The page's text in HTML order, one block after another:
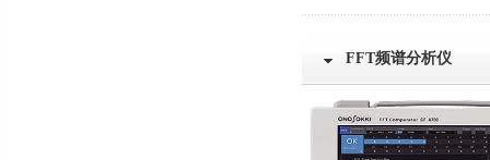
FFT频谱分析仪